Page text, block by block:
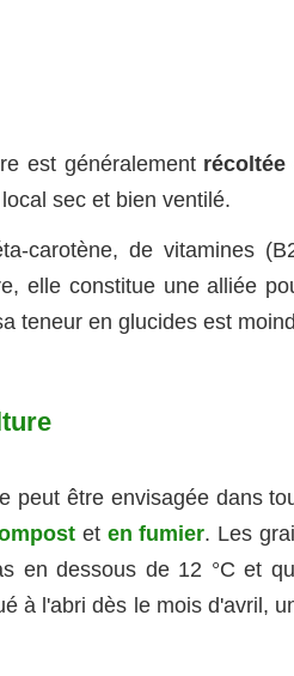
est généralement récoltée
sec et bien ventilé.
carotène, de vitamines
elle constitue une alliée
teneur en glucides est
peut être envisagée dans
et en fumier. Les
en dessous de 12 °C et
à l'abri dès le mois d'avril,